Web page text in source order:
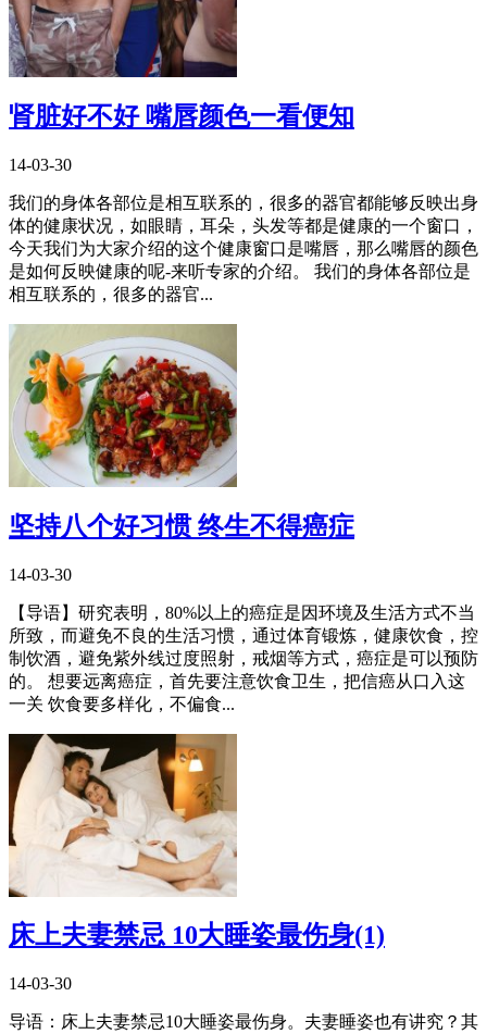
肾脏好不好 嘴唇颜色一看便知
14-03-30
我们的身体各部位是相互联系的，很多的器官都能够反映出身
体的健康状况，如眼睛，耳朵，头发等都是健康的一个窗口，
今天我们为大家介绍的这个健康窗口是嘴唇，那么嘴唇的颜色
是如何反映健康的呢-来听专家的介绍。 我们的身体各部位是
相互联系的，很多的器官...
坚持八个好习惯 终生不得癌症
14-03-30
【导语】研究表明，80%以上的癌症是因环境及生活方式不当
所致，而避免不良的生活习惯，通过体育锻炼，健康饮食，控
制饮酒，避免紫外线过度照射，戒烟等方式，癌症是可以预防
的。 想要远离癌症，首先要注意饮食卫生，把信癌从口入这
一关 饮食要多样化，不偏食...
床上夫妻禁忌 10大睡姿最伤身(1)
14-03-30
导语：床上夫妻禁忌10大睡姿最伤身。夫妻睡姿也有讲究？其